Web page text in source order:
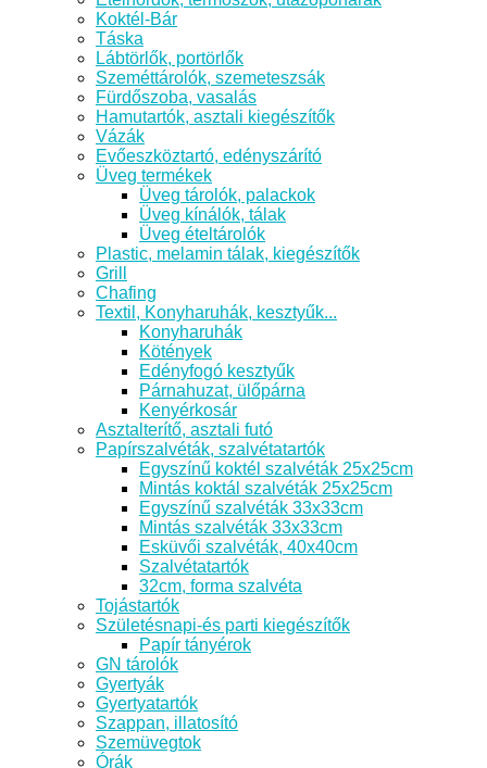
Koktél-Bár
Táska
Lábtörlők, portörlők
Szeméttárolók, szemeteszsák
Fürdőszoba, vasalás
Hamutartók, asztali kiegészítők
Vázák
Evőeszköztartó, edényszárító
Üveg termékek
Üveg tárolók, palackok
Üveg kínálók, tálak
Üveg ételtárolók
Plastic, melamin tálak, kiegészítők
Grill
Chafing
Textil, Konyharuhák, kesztyűk...
Konyharuhák
Kötények
Edényfogó kesztyűk
Párnahuzat, ülőpárna
Kenyérkosár
Asztalterítő, asztali futó
Papírszalvéták, szalvétatartók
Egyszínű koktél szalvéták 25x25cm
Mintás koktál szalvéták 25x25cm
Egyszínű szalvéták 33x33cm
Mintás szalvéták 33x33cm
Esküvői szalvéták, 40x40cm
Szalvétatartók
32cm, forma szalvéta
Tojástartók
Születésnapi-és parti kiegészítők
Papír tányérok
GN tárolók
Gyertyák
Gyertyatartók
Szappan, illatosító
Szemüvegtok
Órák